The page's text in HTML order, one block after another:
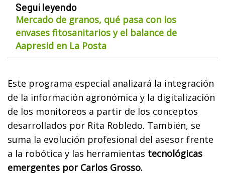
Seguí leyendo
Mercado de granos, qué pasa con los
envases fitosanitarios y el balance de
Aapresid en La Posta
Este programa especial analizará la integración
de la información agronómica y la digitalización
de los monitoreos a partir de los conceptos
desarrollados por Rita Robledo. También, se
suma la evolución profesional del asesor frente
a la robótica y las herramientas tecnológicas
emergentes por Carlos Grosso.